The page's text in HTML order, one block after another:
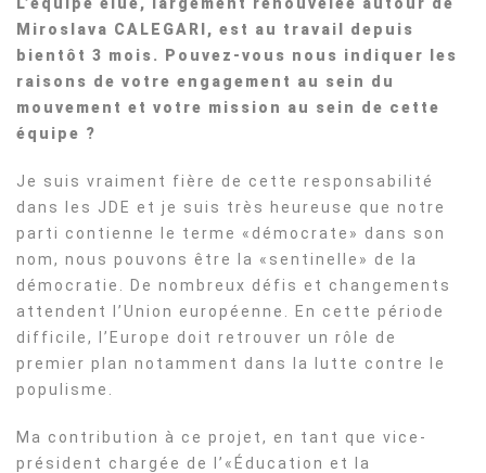
Miroslava CALEGARI, est au travail depuis
bientôt 3 mois. Pouvez-vous nous indiquer les
raisons de votre engagement au sein du
mouvement et votre mission au sein de cette
équipe ?
Je suis vraiment fière de cette responsabilité
dans les JDE et je suis très heureuse que notre
parti contienne le terme «démocrate» dans son
nom, nous pouvons être la «sentinelle» de la
démocratie. De nombreux défis et changements
attendent l’Union européenne. En cette période
difficile, l’Europe doit retrouver un rôle de
premier plan notamment dans la lutte contre le
populisme.
Ma contribution à ce projet, en tant que vice-
président chargée de l’«Éducation et la